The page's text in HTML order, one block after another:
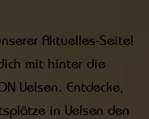
Aktuelles-Seite!
mit hinter die
Uelsen. Entdecke,
in Uelsen den